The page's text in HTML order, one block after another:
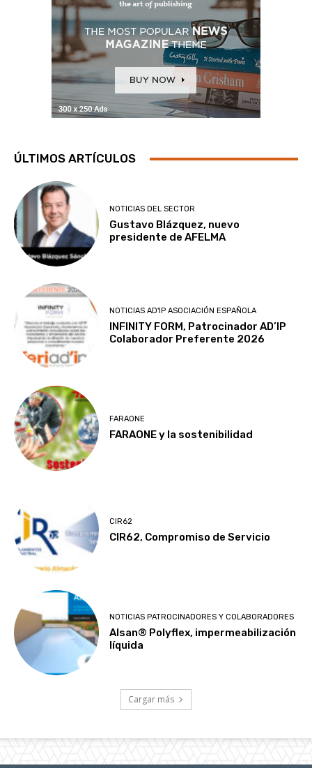
ÚLTIMOS ARTÍCULOS
NOTICIAS DEL SECTOR
Gustavo Blázquez, nuevo
presidente de AFELMA
NOTICIAS AD'IP ASOCIACIÓN ESPAÑOLA
INFINITY FORM, Patrocinador AD’IP
Colaborador Preferente 2026
FARAONE
FARAONE y la sostenibilidad
CIR62
CIR62, Compromiso de Servicio
NOTICIAS PATROCINADORES Y COLABORADORES
Alsan® Polyflex, impermeabilización
líquida
Cargar más